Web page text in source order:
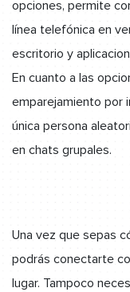
opciones, permite
línea telefónica en
escritorio y
En cuanto a las
emparejamiento por
única persona
en chats grupales.
Una vez que sepas
podrás conectarte
lugar. Tampoco